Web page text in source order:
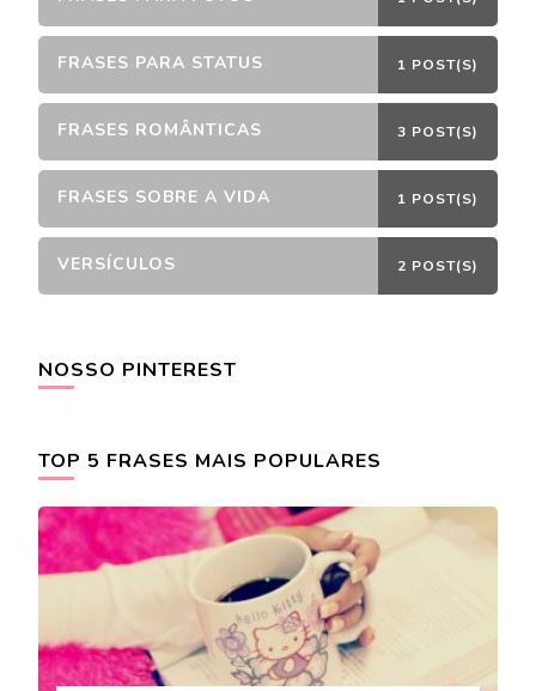
FRASES PARA STATUS 1 POST(S)
FRASES ROMÂNTICAS 3 POST(S)
FRASES SOBRE A VIDA 1 POST(S)
VERSÍCULOS 2 POST(S)
NOSSO PINTEREST
TOP 5 FRASES MAIS POPULARES